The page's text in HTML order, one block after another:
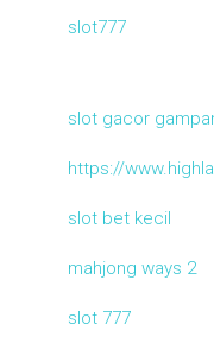
slot777
slot gacor
https://
slot bet kecil
mahjong ways 2
slot 777